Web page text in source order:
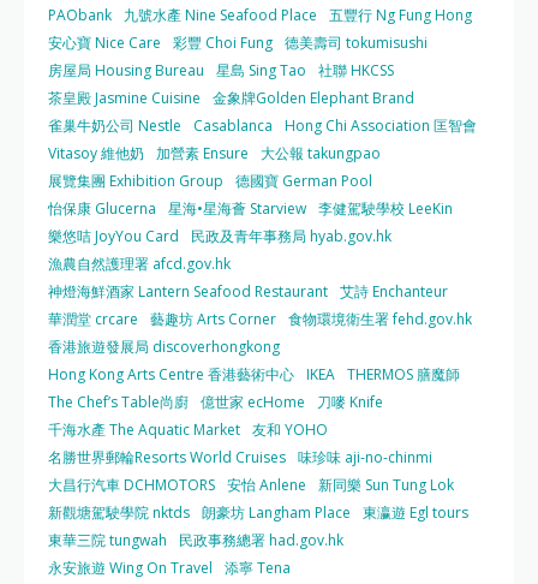
PAObank
九號水產 Nine Seafood Place
五豐行 Ng Fung Hong
安心寶 Nice Care
彩豐 Choi Fung 德美壽司 tokumisushi
房屋局 Housing Bureau
星島 Sing Tao
社聯 HKCSS
茶皇殿 Jasmine Cuisine
金象牌Golden Elephant Brand
雀巢牛奶公司 Nestle
Casablanca
Hong Chi Association 匡智會
Vitasoy 維他奶
加營素 Ensure
大公報 takungpao
展覽集團 Exhibition Group
德國寶 German Pool
怡保康 Glucerna
星海•星海薈 Starview 李健駕駛學校 LeeKin
樂悠咭 JoyYou Card
民政及青年事務局 hyab.gov.hk
漁農自然護理署 afcd.gov.hk
神燈海鮮酒家 Lantern Seafood Restaurant 艾詩 Enchanteur
華潤堂 crcare
藝趣坊 Arts Corner 食物環境衛生署 fehd.gov.hk
香港旅遊發展局 discoverhongkong
Hong Kong Arts Centre 香港藝術中心 IKEA THERMOS 膳魔師
The Chef’s Table尚廚 億世家 ecHome
刀嘜 Knife
千海水產 The Aquatic Market 友和 YOHO
名勝世界郵輪Resorts World Cruises 味珍味 aji-no-chinmi
大昌行汽車 DCHMOTORS 安怡 Anlene
新同樂 Sun Tung Lok
新觀塘駕駛學院 nktds 朗豪坊 Langham Place
東瀛遊 Egl tours
東華三院 tungwah
民政事務總署 had.gov.hk
永安旅遊 Wing On Travel
添寧 Tena